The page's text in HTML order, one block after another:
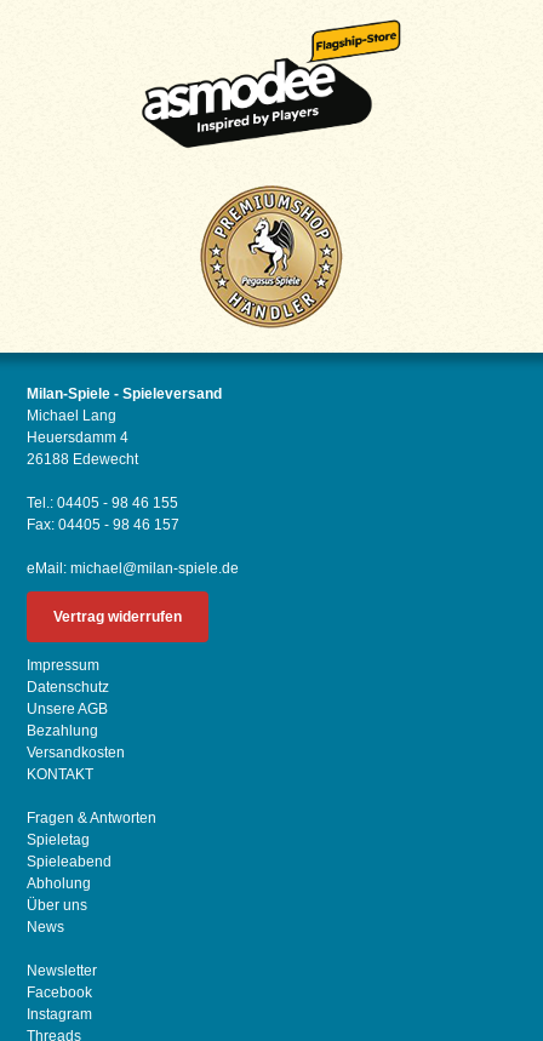
Milan-Spiele - Spieleversand
Michael Lang
Heuersdamm 4
26188 Edewecht
Tel.: 04405 - 98 46 155
Fax: 04405 - 98 46 157
eMail:michael@milan-spiele.de
Vertrag widerrufen
Impressum
Datenschutz
Unsere AGB
Bezahlung
Versandkosten
KONTAKT
Fragen & Antworten
Spieletag
Spieleabend
Abholung
Über uns
News
Newsletter
Facebook
Instagram
Threads